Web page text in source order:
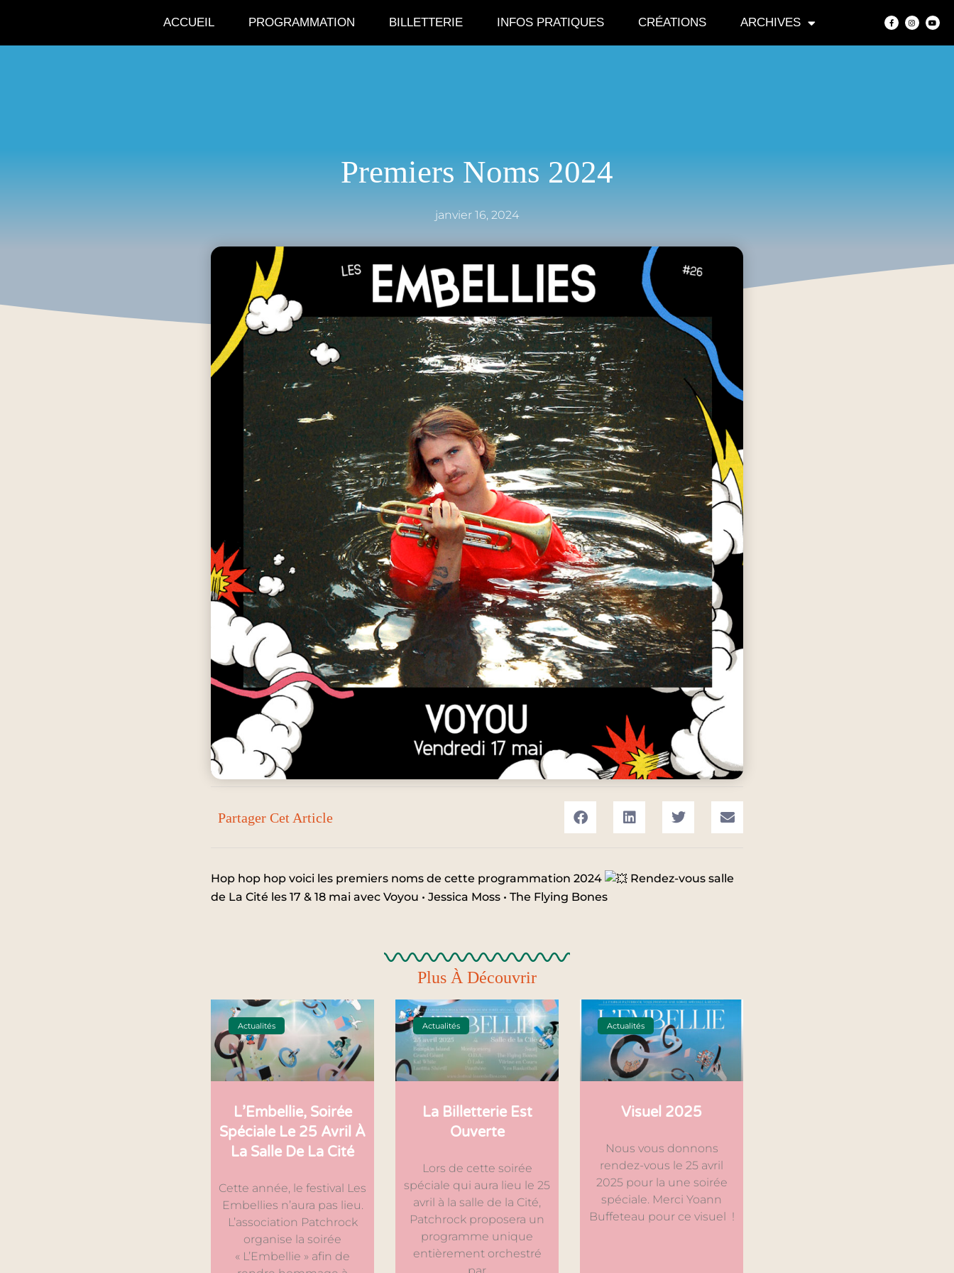
ACCUEIL PROGRAMMATION BILLETTERIE INFOS PRATIQUES CRÉATIONS ARCHIVES
Premiers Noms 2024
janvier 16, 2024
Partager Cet Article
Hop hop hop voici les premiers noms de cette programmation 2024
Rendez-vous salle
de La Cité les 17 & 18 mai avec Voyou • Jessica Moss • The Flying Bones
Plus À Découvrir
Actualités
L’Embellie, Soirée
Spéciale Le 25 Avril À
La Salle De La Cité
Cette année, le festival Les
Embellies n’aura pas lieu.
L’association Patchrock
organise la soirée
« L’Embellie » afin de
Actualités
La Billetterie Est
Ouverte
Lors de cette soirée
spéciale qui aura lieu le 25
avril à la salle de la Cité,
Patchrock proposera un
programme unique
entièrement orchestré
Actualités
Visuel 2025
Nous vous donnons
rendez-vous le 25 avril
2025 pour la une soirée
spéciale. Merci Yoann
Buffeteau pour ce visuel !